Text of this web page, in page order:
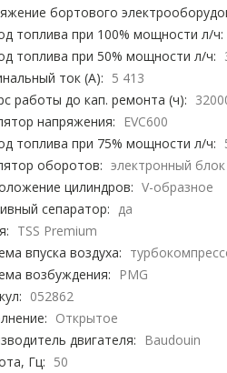
бортового
топлива при 100% мощности л/ч:
топлива при 50% мощности л/ч:
ток (А): 5 413
работы до кап. ремонта (ч):
напряжения:
EVC600
топлива при 75% мощности л/ч:
оборотов: электронный
цилиндров: V-образное
сепаратор: да
TSS Premium
впуска воздуха:
возбуждения:
PMG
052862
Открытое
двигателя:
Baudouin
Гц: 50